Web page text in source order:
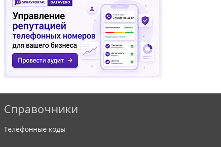
Справочники
Телефонные коды